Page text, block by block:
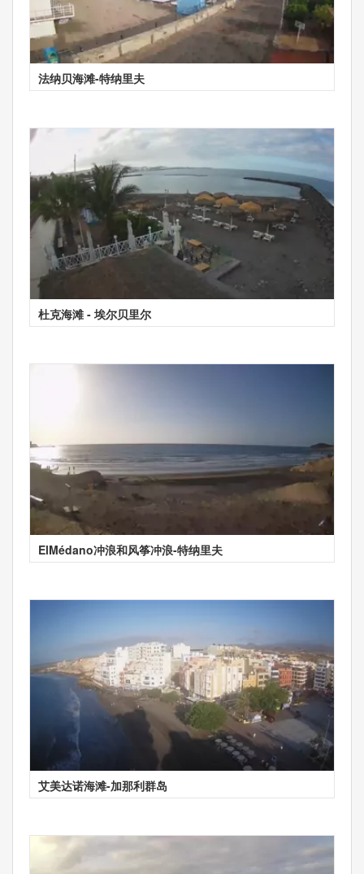
法纳贝海滩-特纳里夫
杜克海滩 - 埃尔贝里尔
ElMédano冲浪和风筝冲浪-特纳里夫
艾美达诺海滩-加那利群岛